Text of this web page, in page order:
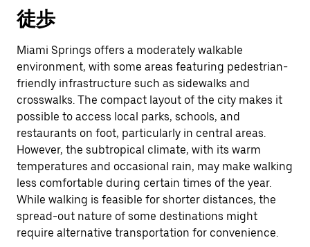
し
ま
ESC
ボ
タ
で
カ
レ
ン
ダ
ー
を
じ
ま
徒歩
Miami Springs offers a moderately walkable
environment, with some areas featuring pedestrian-
friendly infrastructure such as sidewalks and
crosswalks. The compact layout of the city makes it
possible to access local parks, schools, and
restaurants on foot, particularly in central areas.
However, the subtropical climate, with its warm
temperatures and occasional rain, may make walking
less comfortable during certain times of the year.
While walking is feasible for shorter distances, the
spread-out nature of some destinations might
require alternative transportation for convenience.